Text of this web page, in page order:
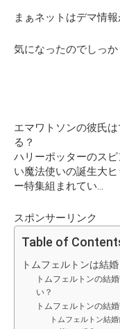
まぁネットはデマ情
気になったのでしっか
エマワトソンの彼氏
る？
ハリーポッターのス
い魔法使いの誕生大
ー特集組まれてい…
スポンサーリンク
Table of
トムフェルトンは結
トムフェルトンの結
い？
トムフェルトンの結
トムフェルトン結